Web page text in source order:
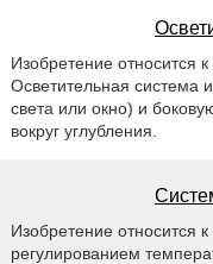
Изобретение относится
Осветительная система
света или окно) и
вокруг углубления.
Изобретение относится
регулированием